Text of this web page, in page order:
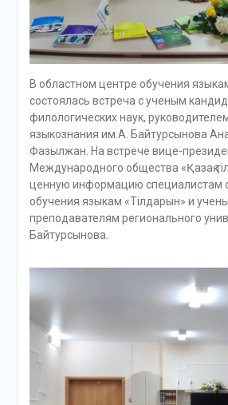
В областном центре обучения
состоялась встреча с ученым
филологических наук,
языкознания им.А. Байтурсынова
Фазылжан. На встрече вице-
Международного общества «Қазақ
ценную информацию специалистам
обучения языкам «Тілдарын» и
преподавателям регионального
Байтурсынова.